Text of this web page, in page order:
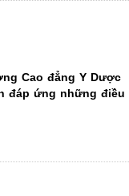
Cao đẳng Y Dược
đáp ứng những điều